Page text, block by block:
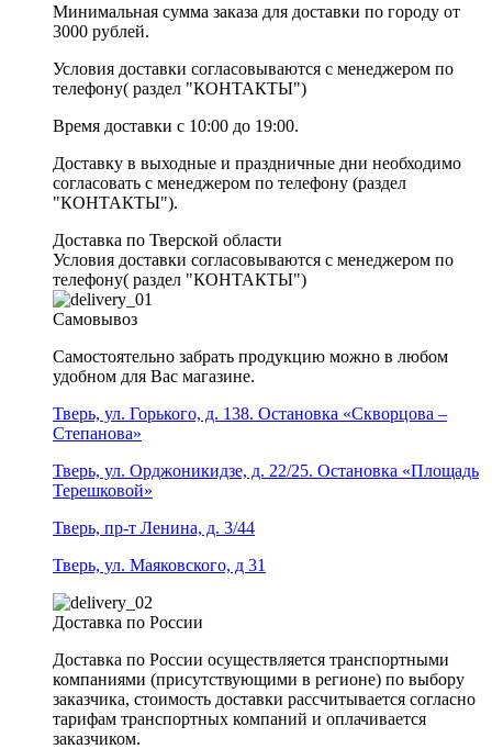
Минимальная сумма заказа для доставки по городу от
3000 рублей.
Условия доставки согласовываются с менеджером по
телефону( раздел "КОНТАКТЫ")
Время доставки с 10:00 до 19:00.
Доставку в выходные и праздничные дни необходимо
согласовать с менеджером по телефону (раздел
"КОНТАКТЫ").
Доставка по Тверской области
Условия доставки согласовываются с менеджером по
телефону( раздел "КОНТАКТЫ")
Самовывоз
Самостоятельно забрать продукцию можно в любом
удобном для Вас магазине.
Тверь, ул. Горького, д. 138. Остановка «Скворцова –
Степанова»
Тверь, ул. Орджоникидзе, д. 22/25. Остановка «Площадь
Терешковой»
Тверь, пр-т Ленина, д. 3/44
Тверь, ул. Маяковского, д 31
Доставка по России
Доставка по России осуществляется транспортными
компаниями (присутствующими в регионе) по выбору
заказчика, стоимость доставки рассчитывается согласно
тарифам транспортных компаний и оплачивается
заказчиком.